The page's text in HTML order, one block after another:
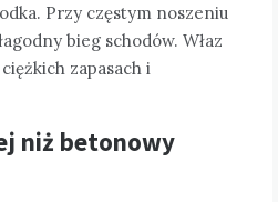
Przy częstym noszeniu
bieg schodów. Właz
zapasach i
niż betonowy